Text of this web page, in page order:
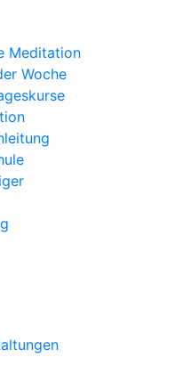
Meditation
Woche